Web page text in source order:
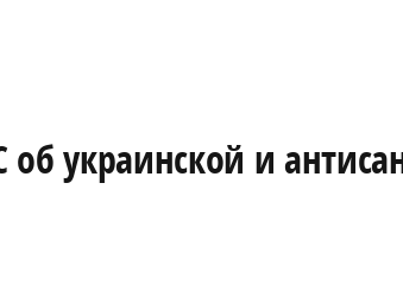
об украинской и